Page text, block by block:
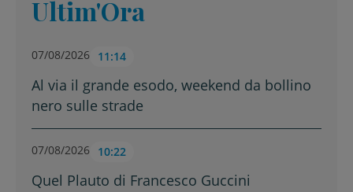
Ultim'Ora
07/08/2026 11:14
Al via il grande esodo, weekend da bollino
nero sulle strade
07/08/2026 10:22
Quel Plauto di Francesco Guccini